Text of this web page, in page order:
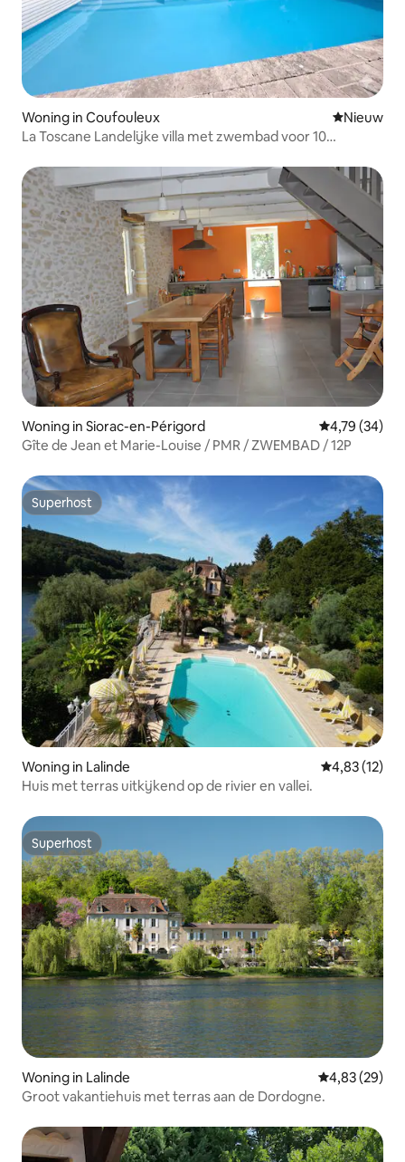
Woning in Coufouleux Nieuwe
Nieuw
La Toscane Landelijke villa met zwembad voor 10
Woning in Siorac-en-Périgord Gemiddelde
4,79 (34)
Gîte de Jean et Marie-Louise / PMR / ZWEMBAD / 12P
Superhost
Superhost
Woning in Lalinde Gemiddelde
4,83 (12)
Huis met terras uitkijkend op de rivier en vallei.
Superhost
Superhost
Woning in Lalinde Gemiddelde
4,83 (29)
Groot vakantiehuis met terras aan de Dordogne.